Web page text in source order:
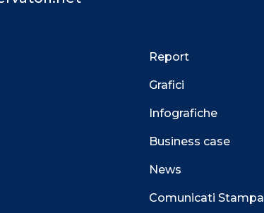
Report
Grafici
Infografiche
Business case
News
Comunicati Stampa